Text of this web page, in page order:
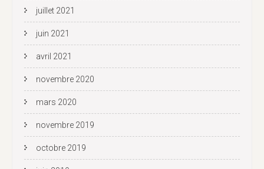
juillet 2021
juin 2021
avril 2021
novembre 2020
mars 2020
novembre 2019
octobre 2019